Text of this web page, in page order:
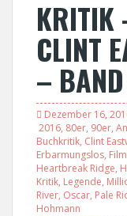
KRITIK
CLINT
–
Dezember 16,
2016, 80er, 90er,
Buchkritik, Clint
Erbarmungslos,
Heartbreak Ridge,
Kritik, Legende,
River, Oscar, Pale
Hohmann